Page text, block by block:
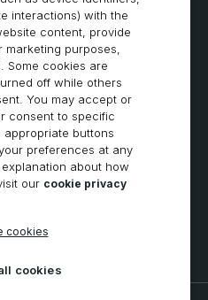
interactions) with the
content, provide
purposes,
Some cookies are
off while others
You may accept or
consent to specific
buttons
preferences at any
about how
our cookie privacy
cookies
cookies